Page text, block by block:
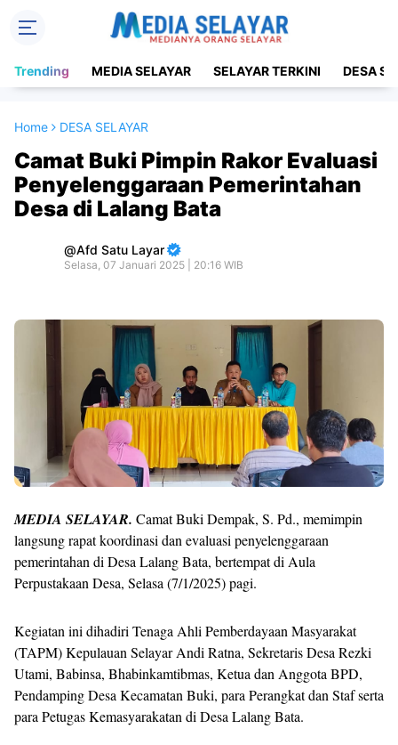
Trending MEDIA SELAYAR SELAYAR TERKINI DESA
Home DESA SELAYAR
Camat Buki Pimpin Rakor Evaluasi
Penyelenggaraan Pemerintahan
Desa di Lalang Bata
Afd Satu Layar
Selasa, 07 Januari 2025 | 20:16 WIB
MEDIA SELAYAR. Camat Buki Dempak, S. Pd., memimpin
langsung rapat koordinasi dan evaluasi penyelenggaraan
pemerintahan di Desa Lalang Bata, bertempat di Aula
Perpustakaan Desa, Selasa (7/1/2025) pagi.
Kegiatan ini dihadiri Tenaga Ahli Pemberdayaan Masyarakat
(TAPM) Kepulauan Selayar Andi Ratna, Sekretaris Desa Rezki
Utami, Babinsa, Bhabinkamtibmas, Ketua dan Anggota BPD,
Pendamping Desa Kecamatan Buki, para Perangkat dan Staf serta
para Petugas Kemasyarakatan di Desa Lalang Bata.